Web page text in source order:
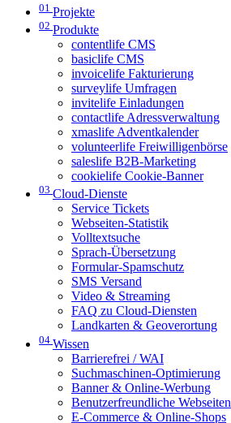
01 Projekte
02 Produkte
contentlife CMS
basiclife CMS
invoicelife Fakturierung
surveylife Umfragen
invitelife Einladungen
contactlife Adressverwaltung
xmaslife Adventkalender
volunteerlife Freiwilligenbörse
saleslife B2B-Marketing
cookielife Cookie-Banner
03 Cloud-Dienste
Service Tickets
Webseiten-Statistik
Volltextsuche
Sprach-Übersetzung
Formular-Spamschutz
SMS Versand
Video & Streaming
FAQ zu Cloud-Diensten
Landkarten & Geoverortung
04 Wissen
Barrierefrei / WAI
Suchmaschinen-Optimierung
Banner & Online-Werbung
Benutzerfreundliche Webseiten
E-Commerce & Online-Shops